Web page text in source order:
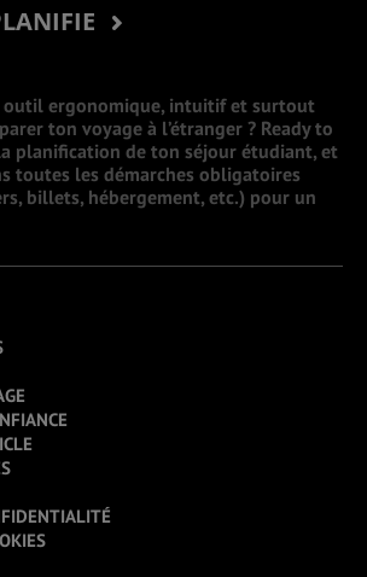
outil ergonomique, intuitif et surtout
ton voyage à l’étranger ? Ready to
planification de ton séjour étudiant, et
toutes les démarches obligatoires
billets, hébergement, etc.) pour un